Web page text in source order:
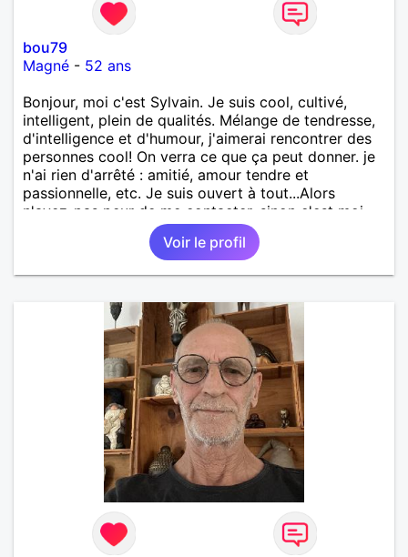
bou79
Magné - 52 ans
Bonjour, moi c'est Sylvain. Je suis cool, cultivé,
intelligent, plein de qualités. Mélange de tendresse,
d'intelligence et d'humour, j'aimerai rencontrer des
personnes cool! On verra ce que ça peut donner. je
n'ai rien d'arrêté : amitié, amour tendre et
passionnelle, etc. Je suis ouvert à tout...Alors
n'ayez-pas peur de me contacter, sinon c'est moi
qui le ferais!!!!!!!!!!!!! Ou peut-être pas! je suis
100000000000 vrai. Voir le profil